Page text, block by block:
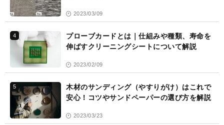
2023/03/09
4
プローブカードとは｜仕組みや種類、寿命を
伸ばすクリーニングシートについて解説
2023/02/09
5
木材のサンディング（やすりがけ）はこれで
安心！コツやサンドペーパーの選び方を解説
2023/03/23